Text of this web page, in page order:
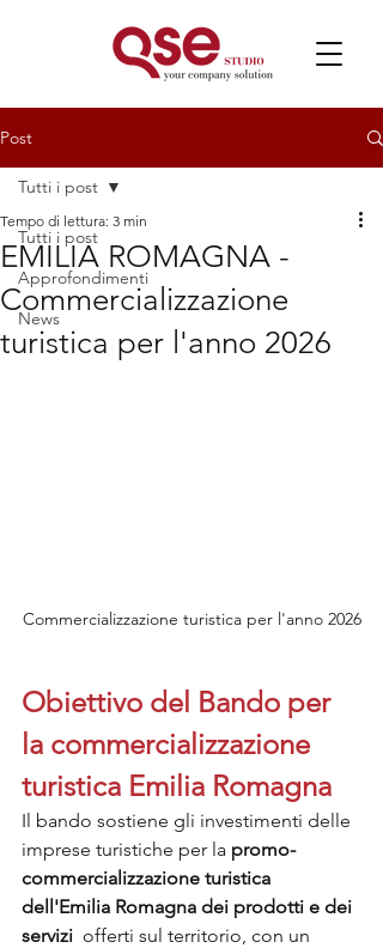
Post
Tutti i post
Approfondimenti
News
Tutti i post
EMILIA ROMAGNA -
Commercializzazione
turistica per l'anno 2026
Tempo di lettura: 3 min
Commercializzazione turistica per l'anno 2026
Obiettivo del Bando per
la commercializzazione
turistica Emilia Romagna
Il bando sostiene gli investimenti delle
imprese turistiche per la promo-
commercializzazione turistica
dell'Emilia Romagna dei prodotti e dei
servizi offerti sul territorio, con un